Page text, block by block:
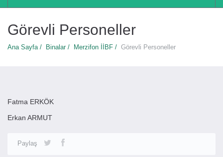
Görevli Personeller
Ana Sayfa / Binalar / Merzifon İİBF / Görevli Personeller
Fatma ERKÖK
Erkan ARMUT
Paylaş